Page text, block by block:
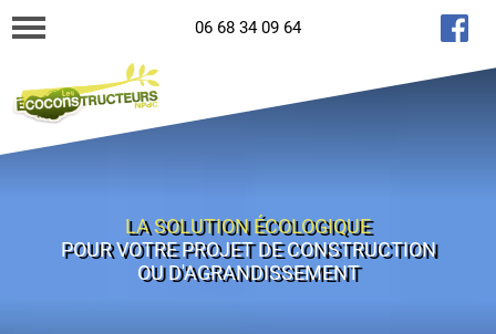
06 68 34 09 64
LA SOLUTION ÉCOLOGIQUE
POUR VOTRE PROJET DE CONSTRUCTION
OU D'AGRANDISSEMENT